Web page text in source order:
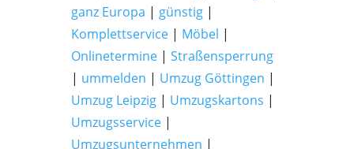
ganz Europa | günstig|
Komplettservice| Möbel |
Onlinetermine| Straßensperrung
| ummelden | Umzug Göttingen |
Umzug Leipzig| Umzugskartons |
Umzugsservice|
Umzugsunternehmen |